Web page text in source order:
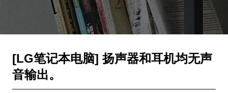
[LG笔记本电脑] 扬声器和耳机均无声
音输出。